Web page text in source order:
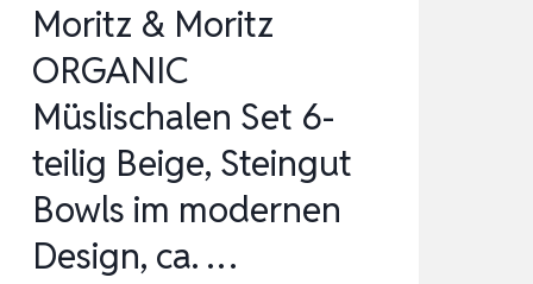
Moritz & Moritz
ORGANIC
Müslischalen Set 6-
teilig Beige, Steingut
Bowls im modernen
Design, ca. …